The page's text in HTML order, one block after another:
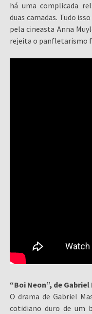
há uma complicada
duas camadas. Tudo
pela cineasta Anna
rejeita o panfletarismo
“Boi Neon”, de Gabriel
O drama de Gabriel
cotidiano duro de um